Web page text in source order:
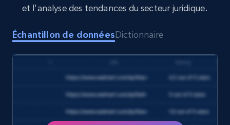
7.4K+ 870+ Buy Now
URL, Post id, Description, Create time, Digg
et l'analyse des tendances du secteur juridique.
Échantillon de donnéesDictionnaire